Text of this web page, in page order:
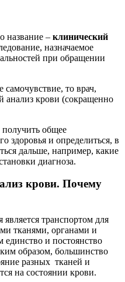
название – клинический
назначаемое
при обращении
самочувствие, то врач,
анализ крови (сокращенно
получить общее
здоровья и определиться, в
дальше, например, какие
диагноза.
крови. Почему
является транспортом для
тканями, органами и
единство и постоянство
образом, большинство
разных тканей и
на состоянии крови.